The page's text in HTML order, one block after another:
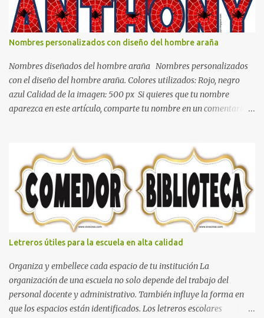
blanco es ideal para lograr el relax total, es un color que va con
todo y además es color bastante limpio que te dará esa sensación
de calidez. Los colores terra son excelentes para usar en el
dormitorio nos brinda esa sensación de tranquilidad y confort. El
color gris es un color muy relajante y por lo tanto entra en la lista
de colo...
Nombres personalizados con diseño del hombre araña
Nombres diseñados del hombre araña Nombres personalizados
con el diseño del hombre araña. Colores utilizados: Rojo, negro
azul Calidad de la imagen: 500 px Si quieres que tu nombre
aparezca en este artículo, comparte tu nombre en un comentario y
decorar el dormitorio con pósters Cama con diseño de ring de
boxeo Ideas para decoraciones de fiestas infantiles Cosas bonitas
que se pueden hacer con gomas de coche
Letreros útiles para la escuela en alta calidad
Organiza y embellece cada espacio de tu institución La
organización de una escuela no solo depende del trabajo del
personal docente y administrativo. También influye la forma en
que los espacios están identificados. Los letreros escolares